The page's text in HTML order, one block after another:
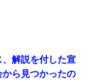
解説を付した宣
ら見つかったの